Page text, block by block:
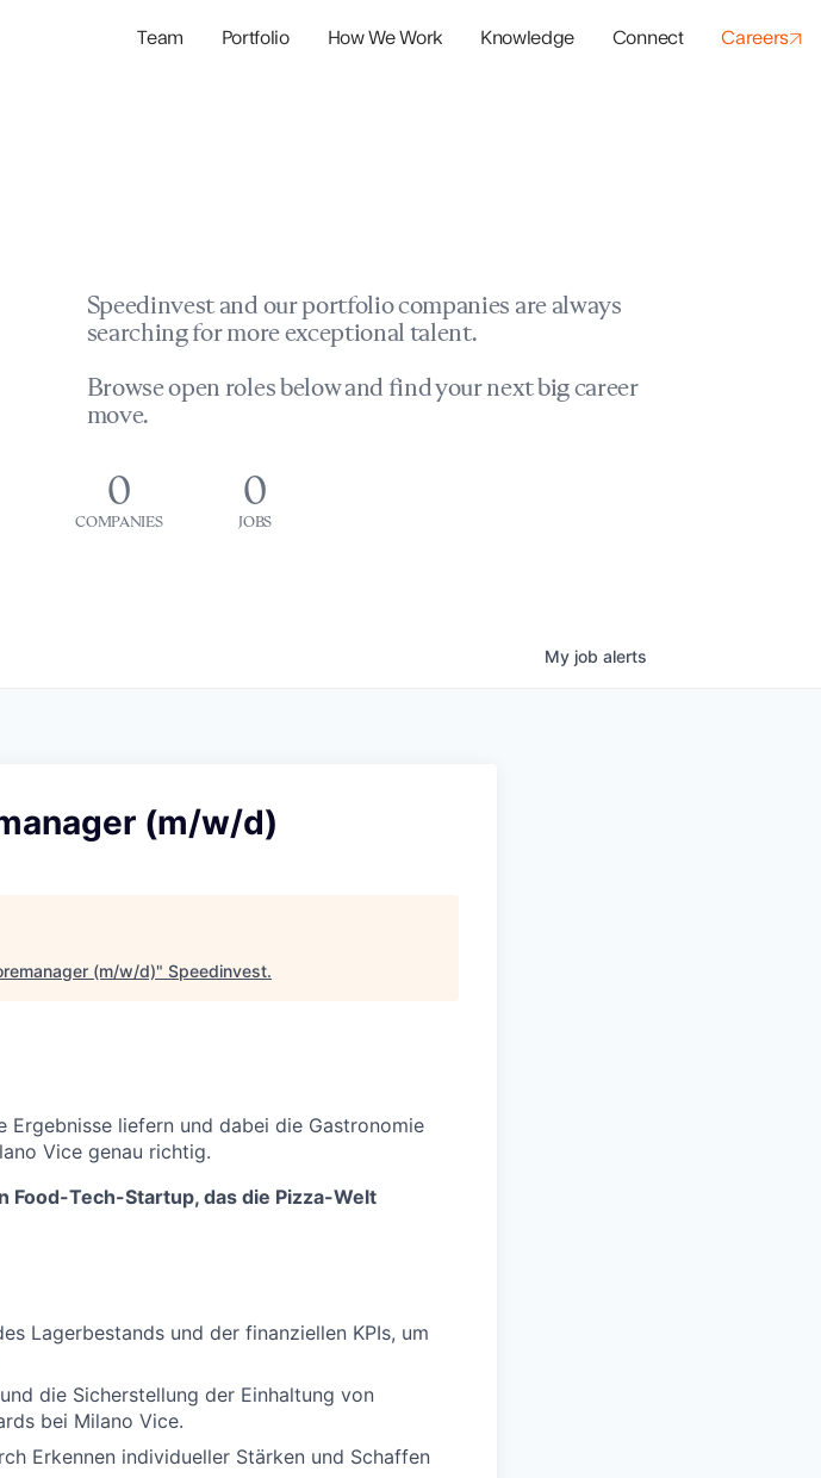
Team Portfolio How We Work Knowledge Connect Careers
Speedinvest and our portfolio companies are always
searching for more exceptional talent.
Browse open roles below and find your next big career
move.
0
COMPANIES
0
JOBS
My job alerts
(m/w/d)
(m/w/d)" Speedinvest.
liefern und dabei die Gastronomie
Vice genau richtig.
Food-Tech-Startup, das die Pizza-Welt
Lagerbestands und der finanziellen KPIs, um
die Sicherstellung der Einhaltung von
bei Milano Vice.
Erkennen individueller Stärken und Schaffen